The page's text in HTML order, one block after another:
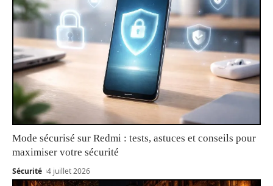
Mode sécurisé sur Redmi : tests, astuces et conseils pour
maximiser votre sécurité
Sécurité 4 juillet 2026